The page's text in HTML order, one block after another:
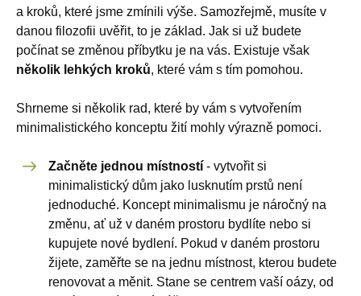
a kroků, které jsme zmínili výše. Samozřejmě, musíte v
danou filozofii uvěřit, to je základ. Jak si už budete
počínat se změnou příbytku je na vás. Existuje však
několik lehkých kroků, které vám s tím pomohou.
Shrneme si několik rad, které by vám s vytvořením
minimalistického konceptu žití mohly výrazně pomoci.
Začněte jednou místností - vytvořit si
minimalistický dům jako lusknutím prstů není
jednoduché. Koncept minimalismu je náročný na
změnu, ať už v daném prostoru bydlíte nebo si
kupujete nové bydlení. Pokud v daném prostoru
žijete, zaměřte se na jednu místnost, kterou budete
renovovat a měnit. Stane se centrem vaší oázy, od